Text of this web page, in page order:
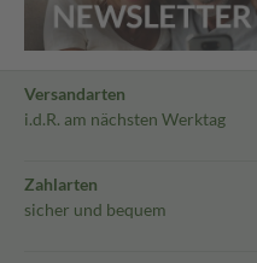
Versandarten
i.d.R. am nächsten Werktag
Zahlarten
sicher und bequem